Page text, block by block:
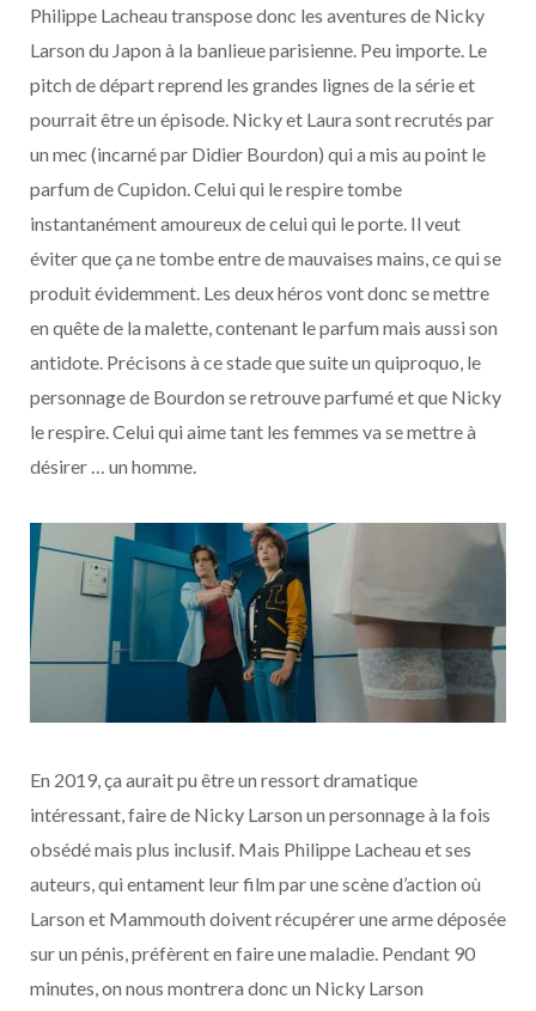
Philippe Lacheau transpose donc les aventures de Nicky
Larson du Japon à la banlieue parisienne. Peu importe. Le
pitch de départ reprend les grandes lignes de la série et
pourrait être un épisode. Nicky et Laura sont recrutés par
un mec (incarné par Didier Bourdon) qui a mis au point le
parfum de Cupidon. Celui qui le respire tombe
instantanément amoureux de celui qui le porte. Il veut
éviter que ça ne tombe entre de mauvaises mains, ce qui se
produit évidemment. Les deux héros vont donc se mettre
en quête de la malette, contenant le parfum mais aussi son
antidote. Précisons à ce stade que suite un quiproquo, le
personnage de Bourdon se retrouve parfumé et que Nicky
le respire. Celui qui aime tant les femmes va se mettre à
désirer … un homme.
En 2019, ça aurait pu être un ressort dramatique
intéressant, faire de Nicky Larson un personnage à la fois
obsédé mais plus inclusif. Mais Philippe Lacheau et ses
auteurs, qui entament leur film par une scène d’action où
Larson et Mammouth doivent récupérer une arme déposée
sur un pénis, préfèrent en faire une maladie. Pendant 90
minutes, on nous montrera donc un Nicky Larson